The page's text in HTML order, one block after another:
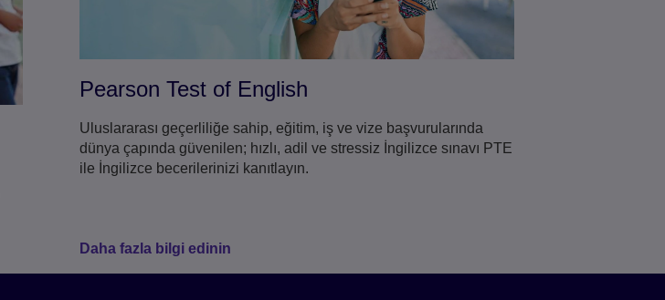
Pearson Test of English
Uluslararası geçerliliğe sahip, eğitim, iş ve vize başvurularında
dünya çapında güvenilen; hızlı, adil ve stressiz İngilizce sınavı PTE
ile İngilizce becerilerinizi kanıtlayın.
Daha fazla bilgi edinin